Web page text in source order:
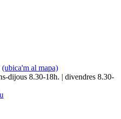
(ubica'm al mapa)
dijous 8.30-18h. | divendres 8.30-